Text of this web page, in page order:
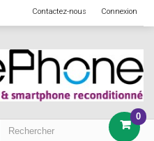
Connexion
Contactez-nous
0